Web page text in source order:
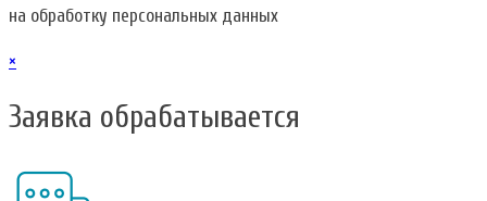
на обработку персональных данных
×
Заявка обрабатывается